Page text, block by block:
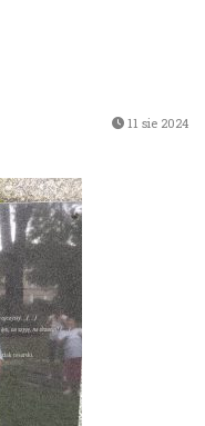
11 sie 2024